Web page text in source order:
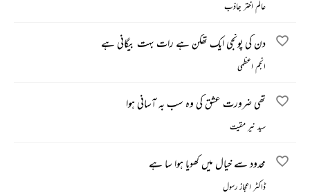
عالم اختر جاذب
دن کی پونجی ایک تھکن ہے رات بہت بیگانی ہے
انجم اعظمی
تھی ضرورت عشق کی وہ سب بہ آسانی ہوا
سید نیر مقیت
محدود سے خیال میں کھویا ہوا سا ہے
ڈاکٹر اعجاز رسول